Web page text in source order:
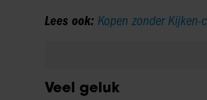
Lees ook: Kopen zonder Kijken-
Veel geluk